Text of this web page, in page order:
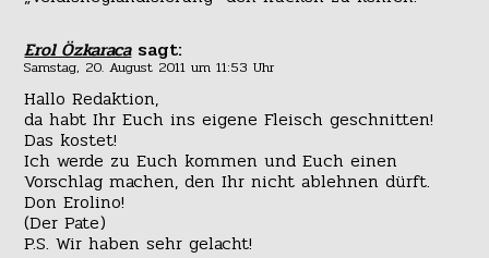
Erol Özkaraca sagt:
Samstag, 20. August 2011 um 11:53 Uhr
Hallo Redaktion,
da habt Ihr Euch ins eigene Fleisch geschnitten!
Das kostet!
Ich werde zu Euch kommen und Euch einen
Vorschlag machen, den Ihr nicht ablehnen dürft.
Don Erolino!
(Der Pate)
P.S. Wir haben sehr gelacht!